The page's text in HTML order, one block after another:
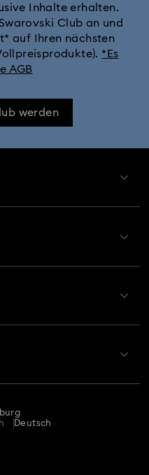
Inhalte erhalten.
Club an und
auf Ihren nächsten
*Es
AGB
werden
Deutsch